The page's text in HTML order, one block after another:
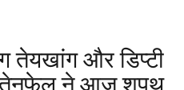
तेयखांग और डिप्टी
तेनफेल ने आज शपथ